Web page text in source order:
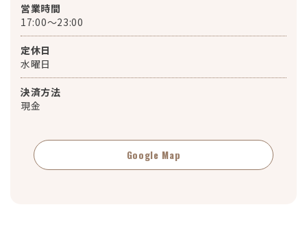
営業時間
17:00～23:00
定休日
水曜日
決済方法
現金
Google Map